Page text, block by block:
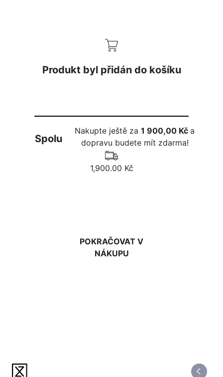
Produkt byl přidán do košíku
Spolu
Nakupte ještě za1 900,00 Kča
dopravu budete mít zdarma!
1,900.00 Kč
POKRAČOVAT V
NÁKUPU